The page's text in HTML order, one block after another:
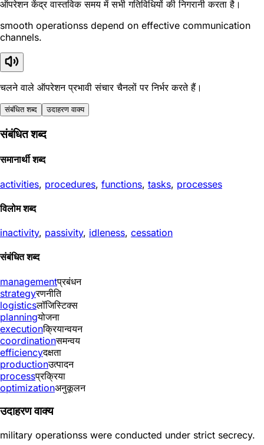
ऑपरेशन केंद्र वास्तविक समय में सभी गतिविधियों की निगरानी करता है।
smooth operationss depend on effective communication
channels.
चलने वाले ऑपरेशन प्रभावी संचार चैनलों पर निर्भर करते हैं।
संबंधित शब्द उदाहरण वाक्य
संबंधित शब्द
समानार्थी शब्द
activities, procedures, functions, tasks, processes
विलोम शब्द
inactivity, passivity, idleness, cessation
संबंधित शब्द
managementप्रबंधन
strategyरणनीति
logisticsलॉजिस्टिक्स
planningयोजना
executionक्रियान्वयन
coordinationसमन्वय
efficiencyदक्षता
productionउत्पादन
processप्रक्रिया
optimizationअनुकूलन
उदाहरण वाक्य
military operationss were conducted under strict secrecy.